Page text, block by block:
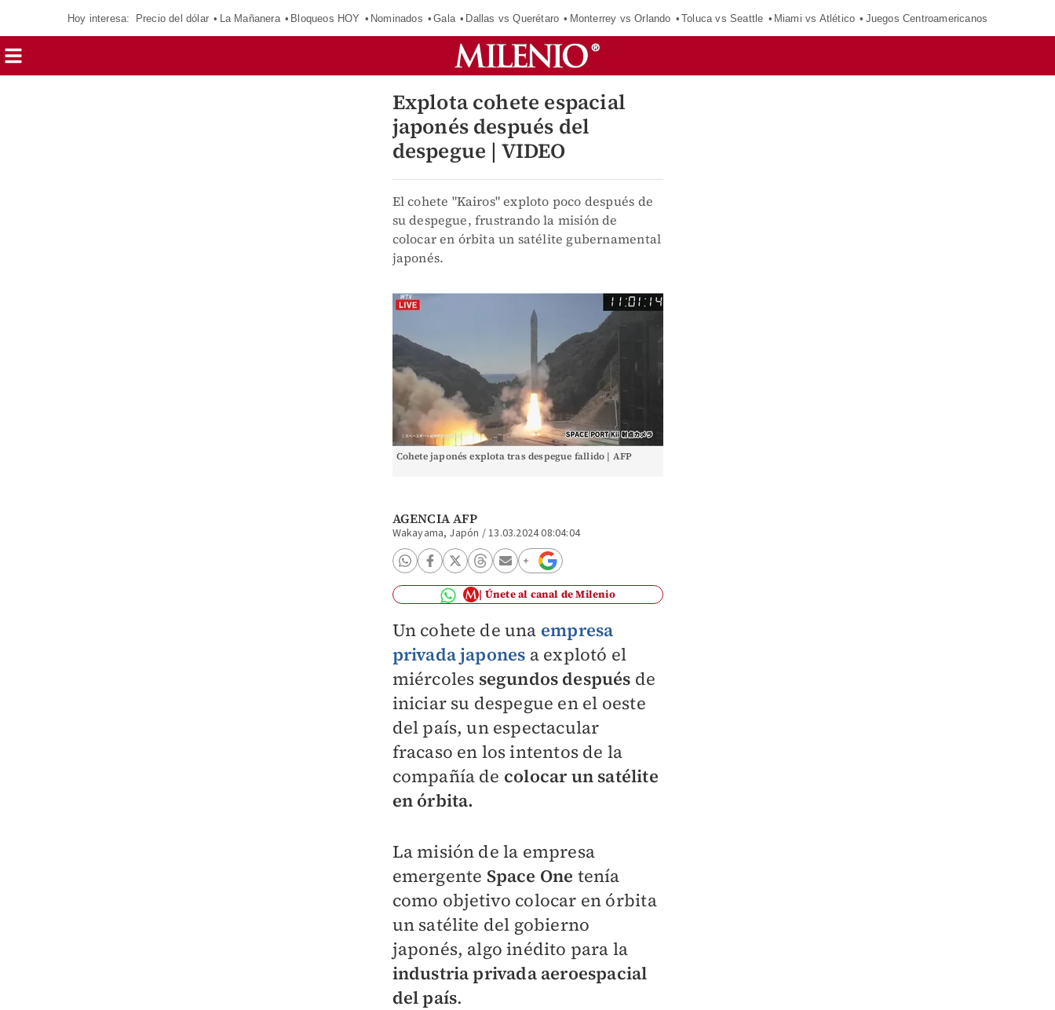
Hoy interesa: Precio del dólar La Mañanera Bloqueos HOY Nominados Gala Dallas vs Querétaro Monterrey vs Orlando Toluca vs Seattle Miami vs Atlético Juegos Centroamericanos
Explota cohete espacial
japonés después del
despegue | VIDEO
El cohete "Kairos" exploto poco después de
su despegue, frustrando la misión de
colocar en órbita un satélite gubernamental
japonés.
Cohete japonés explota tras despegue fallido | AFP
AGENCIA AFP
Wakayama, Japón /13.03.2024 08:04:04
Únete al canal de Milenio
Un cohete de una empresa
privada japones a explotó el
miércoles segundos después de
iniciar su despegue en el oeste
del país, un espectacular
fracaso en los intentos de la
compañía de colocar un satélite
en órbita.
La misión de la empresa
emergente Space One tenía
como objetivo colocar en órbita
un satélite del gobierno
japonés, algo inédito para la
industria privada aeroespacial
del país.